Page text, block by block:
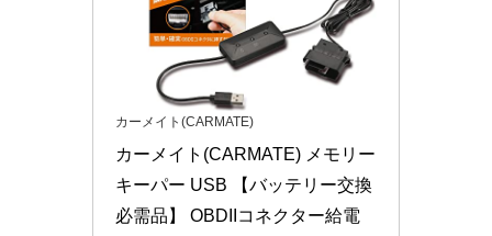
カーメイト(CARMATE)
カーメイト(CARMATE) メモリー
キーパー USB 【バッテリー交換
必需品】 OBDIIコネクター給電